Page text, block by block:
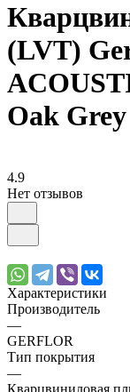
(LVT)
Oak Grey
4.9
Нет отзывов
Характеристики
Производитель
—
GERFLOR
Тип покрытия
—
Кварцвиниловая